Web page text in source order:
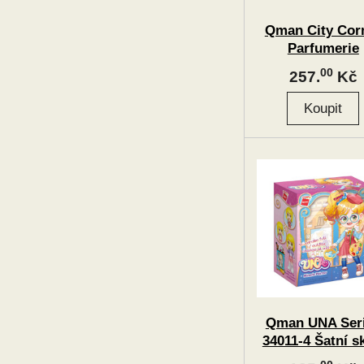
Qman City
Parfumerie
257.00Kč
Qman UNA
34011-4 Šatní
malířky